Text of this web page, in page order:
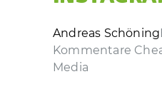
Andreas Schöning
Kommentare
Media